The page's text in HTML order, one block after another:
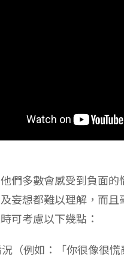
們多數會感受到負面
妄想都難以理解，而
可考慮以下幾點：
（例如：「你很像很慌